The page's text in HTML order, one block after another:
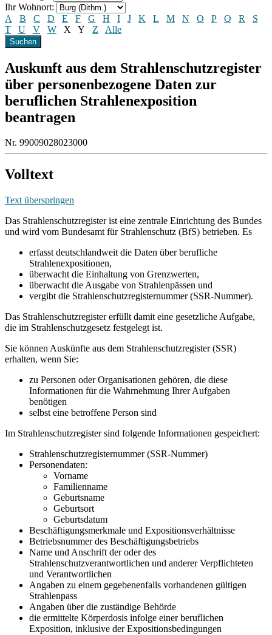
Ihr Wohnort:
A
B C D E F G H I J K L M N O P Q R
S
T
U V W X Y Z Alle
Auskunft aus dem Strahlenschutzregister
über personenbezogene Daten zur
beruflichen Strahlenexposition
beantragen
Nr. 99009028023000
Volltext
Text überspringen
Das Strahlenschutzregister ist eine zentrale Einrichtung des Bundes
und wird vom Bundesamt für Strahlenschutz (BfS) betrieben. Es
erfasst deutschlandweit die Daten über berufliche
Strahlenexpositionen,
überwacht die Einhaltung von Grenzwerten,
überwacht die Ausgabe von Strahlenpässen und
vergibt die Strahlenschutzregisternummer (SSR-Nummer).
Das Strahlenschutzregister erfüllt damit eine gesetzliche Aufgabe,
die im Strahlenschutzgesetz festgelegt ist.
Sie können Auskünfte aus dem Strahlenschutzregister (SSR)
erhalten, wenn Sie:
zu Personen oder Organisationen gehören, die diese
Informationen für die Wahrnehmung Ihrer Aufgaben
benötigen
selbst eine betroffene Person sind
Im Strahlenschutzregister sind folgende Informationen gespeichert:
Strahlenschutzregisternummer (SSR-Nummer)
Personendaten:
Vorname
Familienname
Geburtsname
Geburtsort
Geburtsdatum
Beschäftigungsmerkmale und Expositionsverhältnisse
Betriebsnummer des Beschäftigungsbetriebs
Name und Anschrift der oder des
Strahlenschutzverantwortlichen und anderer Verpflichteten
und Verantwortlichen
Angaben zu einem gegebenenfalls vorhandenen gültigen
Strahlenpass
Angaben über die zuständige Behörde
die ermittelte Körperdosis infolge einer beruflichen
Exposition, inklusive der Expositionsbedingungen